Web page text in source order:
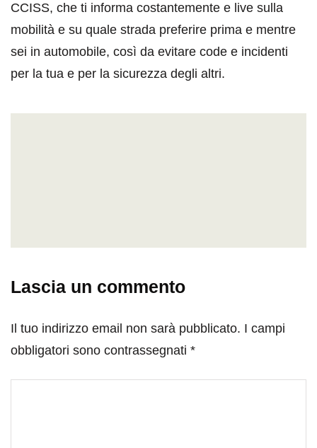
CCISS, che ti informa costantemente e live sulla
mobilità e su quale strada preferire prima e mentre
sei in automobile, così da evitare code e incidenti
per la tua e per la sicurezza degli altri.
Lascia un commento
Il tuo indirizzo email non sarà pubblicato. I campi
obbligatori sono contrassegnati *